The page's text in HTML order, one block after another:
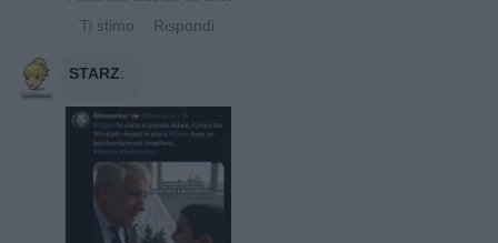
· Ti stimo · Rispondi
STARZ: